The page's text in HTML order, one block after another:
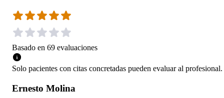
Basado en 69 evaluaciones
Solo pacientes con citas concretadas pueden evaluar al profesional.
Ernesto Molina